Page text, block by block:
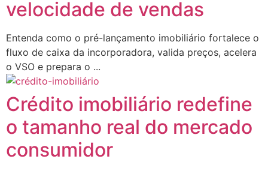
velocidade de vendas
Entenda como o pré-lançamento imobiliário fortalece o
fluxo de caixa da incorporadora, valida preços, acelera
o VSO e prepara o ...
Crédito imobiliário redefine
o tamanho real do mercado
consumidor